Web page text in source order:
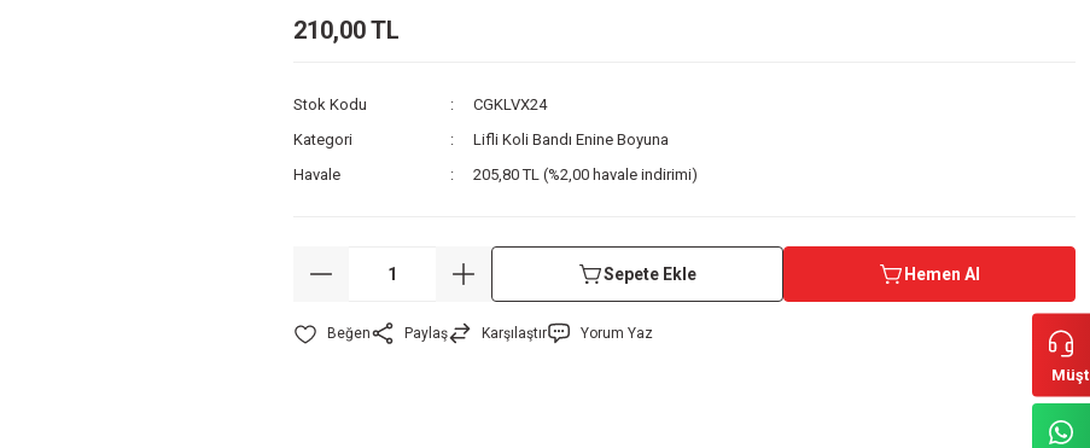
210,00 TL
Stok Kodu
CGKLVX24
Kategori
Lifli Koli Bandı Enine Boyuna
Havale
205,80 TL (%2,00 havale indirimi)
Sepete Ekle Hemen Al
Paylaş Karşılaştır Yorum Yaz